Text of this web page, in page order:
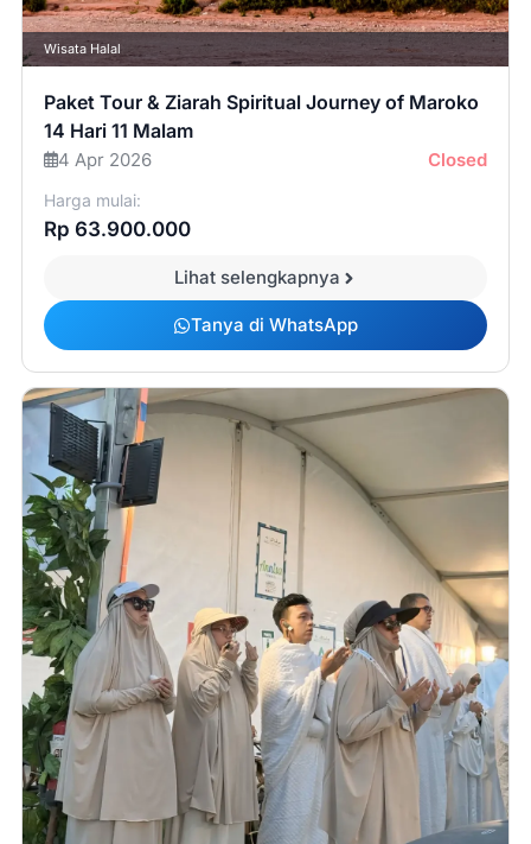
Wisata Halal
Paket Tour & Ziarah Spiritual Journey of Maroko
14 Hari 11 Malam
4 Apr 2026 Closed
Harga mulai:
Rp 63.900.000
Lihat selengkapnya
Tanya di WhatsApp